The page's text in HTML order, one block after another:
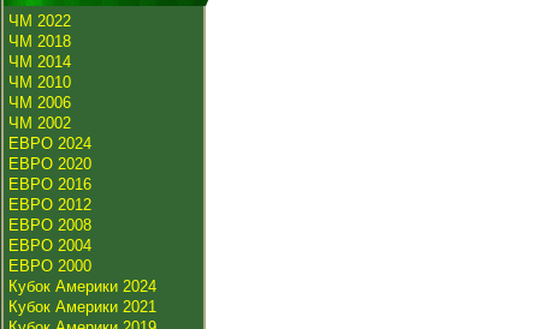
ЧМ 2022
ЧМ 2018
ЧМ 2014
ЧМ 2010
ЧМ 2006
ЧМ 2002
ЕВРО 2024
ЕВРО 2020
ЕВРО 2016
ЕВРО 2012
ЕВРО 2008
ЕВРО 2004
ЕВРО 2000
Кубок Америки 2024
Кубок Америки 2021